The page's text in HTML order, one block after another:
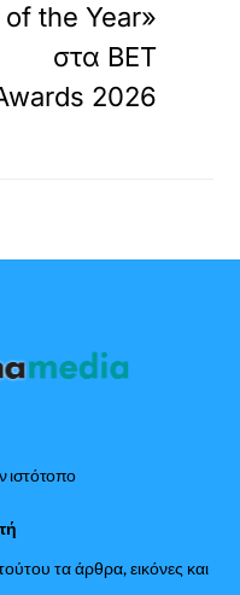
of the Year»
στα BET
2026
ιστότοπο
τα άρθρα, εικόνες και